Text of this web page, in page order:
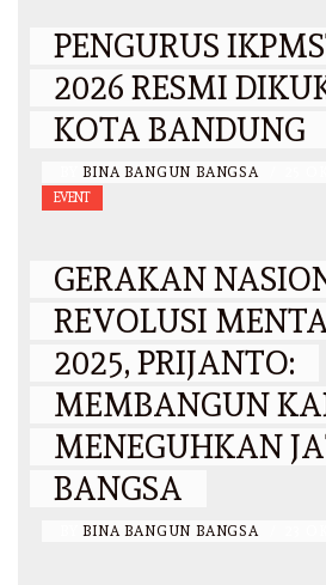
PENGURUS
2026 RESMI
KOTA BANDUNG
BINA BANGUN BANGSA
EVENT
GERAKAN
REVOLUSI
2025, PRIJANTO:
MEMBANGUN
MENEGUHKAN
BANGSA
BINA BANGUN BANGSA